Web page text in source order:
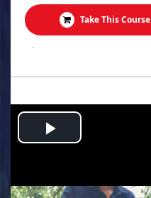
Take This Course
.
Play